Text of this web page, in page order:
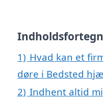
1) Hvad kan et
døre i Bedsted
2) Indhent altid